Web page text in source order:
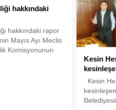
Bakanı
Güneş,
Bölük’ün
Bölük,
üyeleri...
hakkındaki
hakkındaki rapor
Mayıs Ayı Meclis
Komisyonunun
ve Koku Kirliliği
müdürlüğüne
Kesin
Kesin